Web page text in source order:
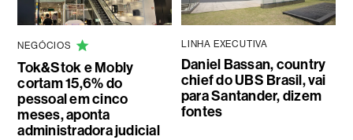
NEGÓCIOS
Tok&Stok e Mobly
cortam 15,6% do
pessoal em cinco
meses, aponta
administradora judicial
LINHA EXECUTIVA
Daniel Bassan, country
chief do UBS Brasil, vai
para Santander, dizem
fontes